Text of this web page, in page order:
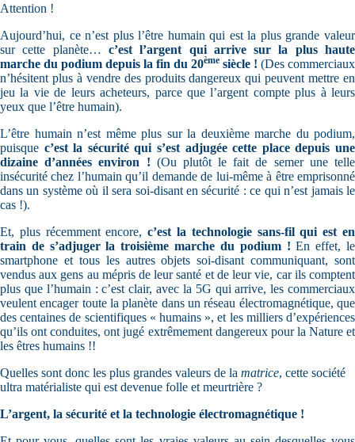
Attention !
Aujourd’hui, ce n’est plus l’être humain qui est la plus grande valeur
sur cette planète… c’est l’argent qui arrive sur la plus haute
marche du podium depuis la fin du 20ème siècle ! (Des commerciaux
n’hésitent plus à vendre des produits dangereux qui peuvent mettre en
jeu la vie de leurs acheteurs, parce que l’argent compte plus à leurs
yeux que l’être humain).
L’être humain n’est même plus sur la deuxième marche du podium,
puisque c’est la sécurité qui s’est adjugée cette place depuis une
dizaine d’années environ ! (Ou plutôt le fait de semer une telle
insécurité chez l’humain qu’il demande de lui-même à être emprisonné
dans un système où il sera soi-disant en sécurité : ce qui n’est jamais le
cas !).
Et, plus récemment encore,c’est la technologie sans-fil qui est en
train de s’adjuger la troisième marche du podium ! En effet, le
smartphone et tous les autres objets soi-disant communiquant, sont
vendus aux gens au mépris de leur santé et de leur vie, car ils comptent
plus que l’humain : c’est clair, avec la 5G qui arrive, les commerciaux
veulent encager toute la planète dans un réseau électromagnétique, que
des centaines de scientifiques « humains », et les milliers d’expériences
qu’ils ont conduites, ont jugé extrêmement dangereux pour la Nature et
les êtres humains !!
Quelles sont donc les plus grandes valeurs de la matrice, cette société
ultra matérialiste qui est devenue folle et meurtrière ?
L’argent, la sécurité et la technologie électromagnétique !